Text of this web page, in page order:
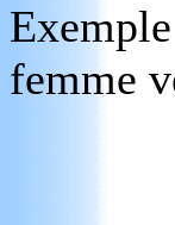
femme